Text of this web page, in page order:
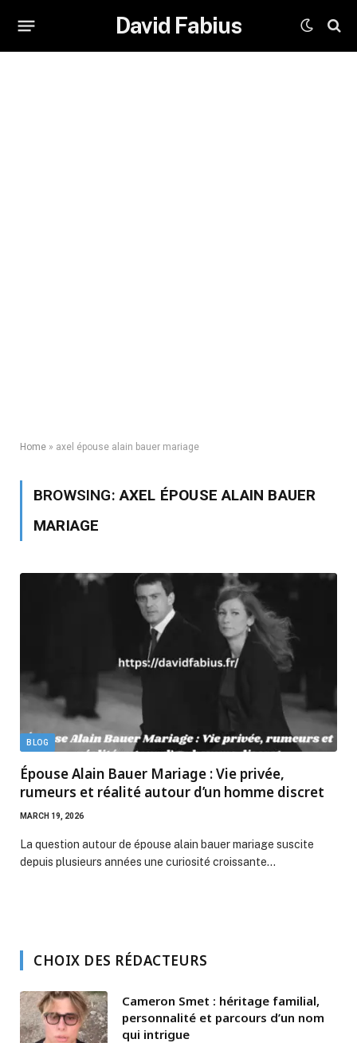
David Fabius
Home » axel épouse alain bauer mariage
BROWSING:AXEL ÉPOUSE ALAIN BAUER
MARIAGE
BLOG
Épouse Alain Bauer Mariage : Vie privée,
rumeurs et réalité autour d’un homme discret
MARCH 19, 2026
La question autour de épouse alain bauer mariage suscite
depuis plusieurs années une curiosité croissante…
CHOIX DES RÉDACTEURS
Cameron Smet : héritage familial,
personnalité et parcours d’un nom
qui intrigue